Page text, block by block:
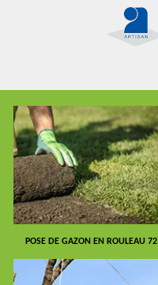
POSE DE GAZON EN ROULEAU 72